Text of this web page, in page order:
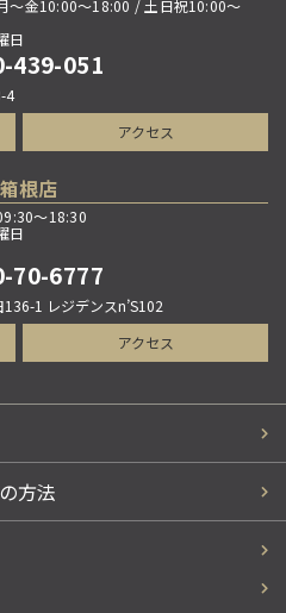
～金10:00～18:00 / 土日祝10:00～
日
439-051
4
アクセス
根店
～18:30
日
70-6777
1 レジデンスn’S102
アクセス
方法